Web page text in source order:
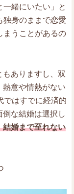
緒にいたい」と
独身のままで恋愛
まうことがあるの
ありますし、双
意や情熱がない
ではすでに経済的
な結婚は選択し
結婚まで至れない